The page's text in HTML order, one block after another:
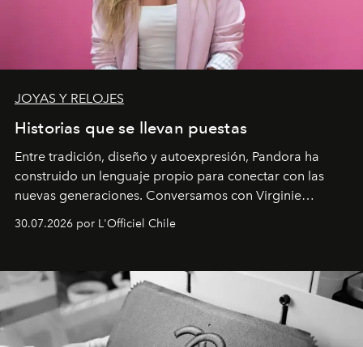
JOYAS Y RELOJES
Historias que se llevan puestas
Entre tradición, diseño y autoexpresión, Pandora ha
construido un lenguaje propio para conectar con las
nuevas generaciones. Conversamos con Virginie
Latinoamérica, sobre identidad, cultura y el valor
30.07.2026 por L'Officiel Chile